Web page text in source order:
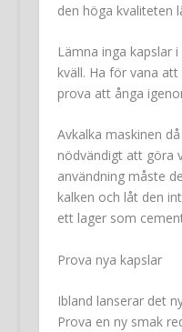
den höga kvaliteten
Lämna inga kapslar
kväll. Ha för vana
prova att ånga
Avkalka maskinen
nödvändigt att göra
användning måste
kalken och låt den
ett lager som
Prova nya kapslar
Ibland lanserar det
Prova en ny smak